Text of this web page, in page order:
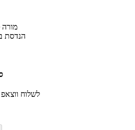
מורה
הנדסת
לשלוח ווצאפ